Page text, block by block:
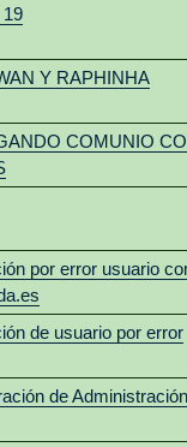
Y RAPHINHA
COMUNIO
por error usuario
de usuario por error
de